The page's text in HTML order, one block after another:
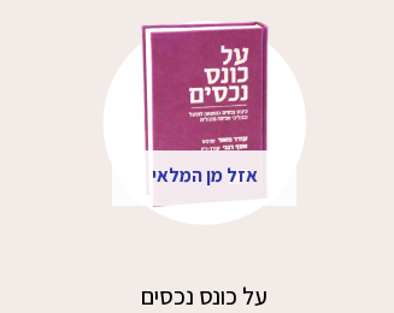
אזל מן המלאי
על כונס נכסים